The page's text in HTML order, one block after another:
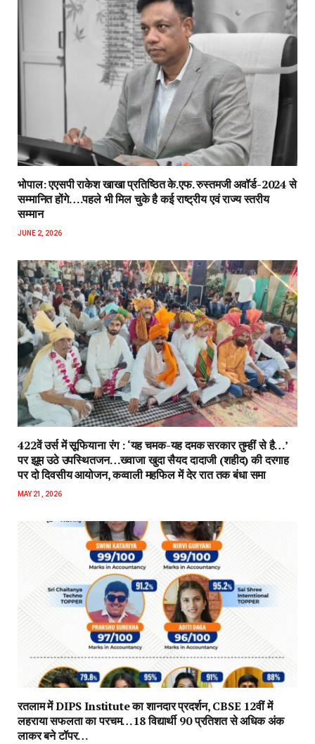
भोपाल: एएसपी राकेश‌ खाखा प्रतिष्ठित के.एफ. रुस्तमजी अवॉर्ड-2024 से
सम्मानित होंगे….पहले भी मिल चुके है कई राष्ट्रीय एवं राज्य स्तरीय
सम्मान
JUNE 2, 2026
422वें उर्स में सूफियाना रंग : ‘यह चमक-यह दमक सरकार तुम्हीं से है…’
पर झूम उठे उपस्थितजन…ख्वाजा खुदा सैयद दादाजी (शहीद) की दरगाह
पर दो दिवसीय आयोजन, कव्वाली महफिल में देर रात तक बंधा समा
MAY 21, 2026
रतलाम में DIPS Institute का शानदार प्रदर्शन, CBSE 12वीं में
लहराया सफलता का परचम…18 विद्यार्थी 90 प्रतिशत से अधिक अंक
लाकर बने टॉपर…